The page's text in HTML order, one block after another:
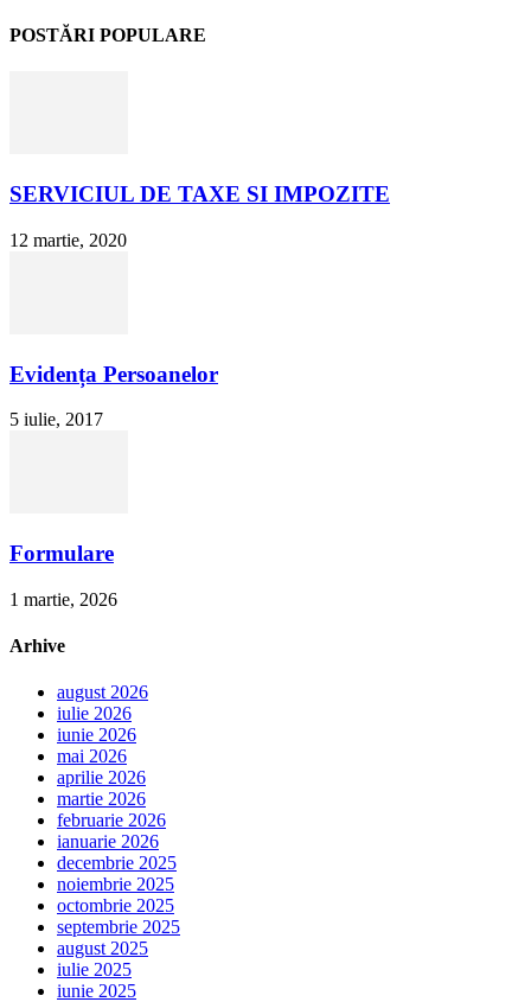
POSTĂRI POPULARE
SERVICIUL DE TAXE SI IMPOZITE
12 martie, 2020
Evidența Persoanelor
5 iulie, 2017
Formulare
1 martie, 2026
Arhive
august 2026
iulie 2026
iunie 2026
mai 2026
aprilie 2026
martie 2026
februarie 2026
ianuarie 2026
decembrie 2025
noiembrie 2025
octombrie 2025
septembrie 2025
august 2025
iulie 2025
iunie 2025